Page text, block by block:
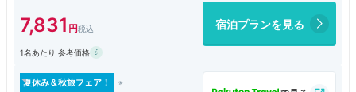
があって助かりました。翌朝の朝食バイキングはメニューの品数が多く、
とても美味しかったです。ホテルのすぐ近くには、伊豆最古の神社もある
ので、観光におススメです。
7,831 宿泊プランを見る
1名あたり 参考価格
夏休み＆秋旅フェア！